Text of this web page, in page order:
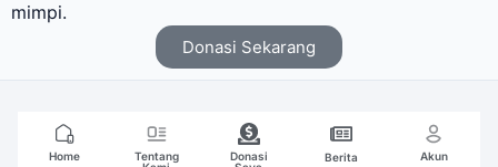
mimpi.
Donasi Sekarang
Home
Tentang
Donasi
Berita Akun